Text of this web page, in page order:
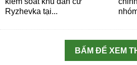
Ryzhevka tại...
BẤM ĐỂ XEM